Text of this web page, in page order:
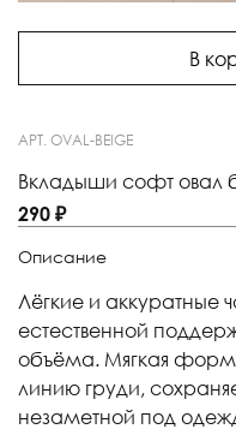
Вкладыши софт овал
290 ₽
АРТ. OVAL-BEIGE
В
Описание
Лёгкие и аккуратные
естественной
объёма. Мягкая
линию груди,
незаметной под